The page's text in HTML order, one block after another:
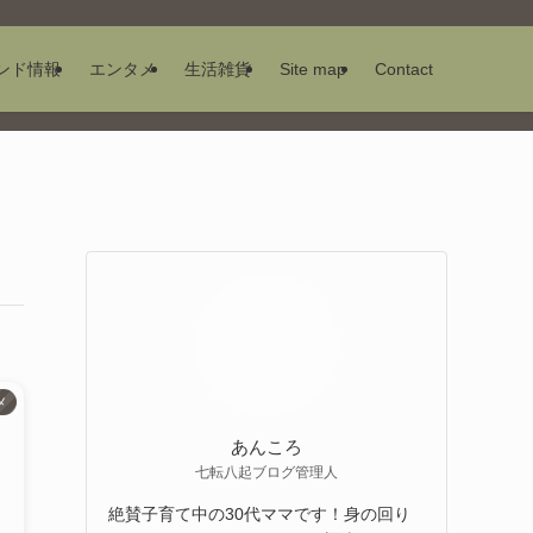
ド情報 エンタメ 生活雑貨 Site map Contact
あんころ
七転八起ブログ管理人
絶賛子育て中の30代ママです！身の回り